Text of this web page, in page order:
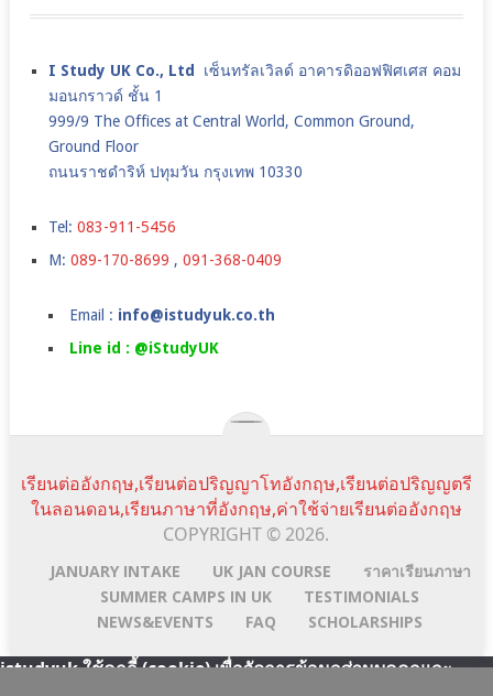
I Study UK Co., Ltd เซ็นทรัลเวิลด์ อาคารดิออฟฟิศเศส คอม
มอนกราวด์ ชั้น 1
999/9 The Offices at Central World, Common Ground,
Ground Floor
ถนนราชดำริห์ ปทุมวัน กรุงเทพ 10330
Tel: 083-911-5456
M: 089-170-8699 , 091-368-0409
Email : info@istudyuk.co.th
Line id : @iStudyUK
เรียนต่ออังกฤษ,เรียนต่อปริญญาโทอังกฤษ,เรียนต่อปริญญตรี
ในลอนดอน,เรียนภาษาที่อังกฤษ,ค่าใช้จ่ายเรียนต่ออังกฤษ
COPYRIGHT © 2026.
JANUARY INTAKE UK JAN COURSE
ราคาเรียนภาษา
SUMMER CAMPS IN UK
TESTIMONIALS
NEWS&EVENTS
FAQ SCHOLARSHIPS
istudyuk ใช้คุกกี้ (cookie) เพื่อจัดการข้อมูลส่วนบุคคลและ